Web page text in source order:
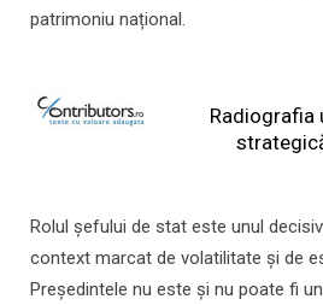
patrimoniu național.
Radiografia
Rolul şefului de stat este unul
context marcat de volatilitate şi de
Preşedintele nu este şi nu poate fi